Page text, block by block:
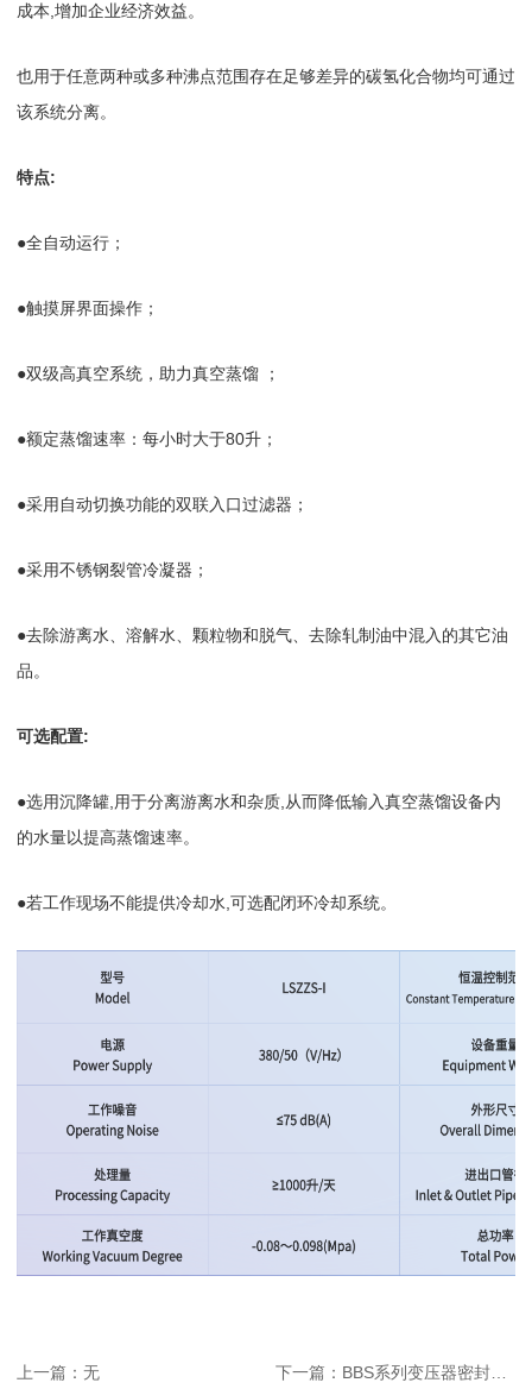
成本,增加企业经济效益。
也用于任意两种或多种沸点范围存在足够差异的碳氢化合物均可通过
该系统分离。
特点:
●全自动运行；
●触摸屏界面操作；
●双级高真空系统，助力真空蒸馏 ；
●额定蒸馏速率：每小时大于80升；
●采用自动切换功能的双联入口过滤器；
●采用不锈钢裂管冷凝器；
●去除游离水、溶解水、颗粒物和脱气、去除轧制油中混入的其它油
品。
可选配置:
●选用沉降罐,用于分离游离水和杂质,从而降低输入真空蒸馏设备内
的水量以提高蒸馏速率。
●若工作现场不能提供冷却水,可选配闭环冷却系统。
上一篇：无